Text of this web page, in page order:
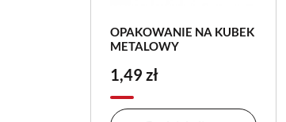
OPAKOWANIE NA KUBEK
METALOWY
1,49 zł